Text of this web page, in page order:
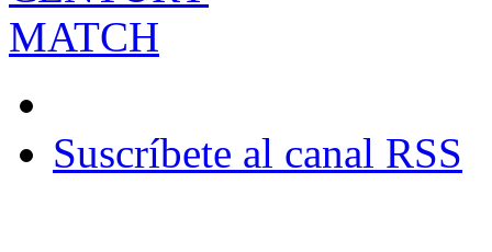
Suscríbete al canal RSS